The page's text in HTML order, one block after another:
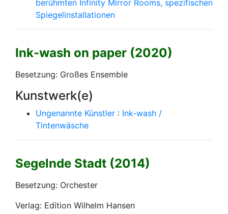
berühmten Infinity Mirror Rooms, spezifischen
Spiegelinstallationen
Ink-wash on paper (2020)
Besetzung: Großes Ensemble
Kunstwerk(e)
Ungenannte Künstler : Ink-wash /
Tintenwäsche
Segelnde Stadt (2014)
Besetzung: Orchester
Verlag: Edition Wilhelm Hansen